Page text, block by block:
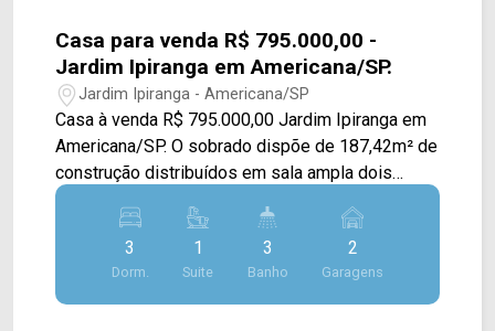
Casa para venda R$ 795.000,00 -
Jardim Ipiranga em Americana/SP.
Jardim Ipiranga - Americana/SP
Casa à venda R$ 795.000,00 Jardim Ipiranga em
Americana/SP. O sobrado dispõe de 187,42m² de
construção distribuídos em sala ampla dois
ambientes com ar condicionado, cozinha com
armários planejados e despensa, área gourmet
com churrasqueira e área de serviço. > 01
dormitórios, com 01 suíte com banheira e 01
sacada. > 02 dormitórios > 02 banheiros, sendo
3
Dorm.
1
Suite
3
Banho
2
Garagens